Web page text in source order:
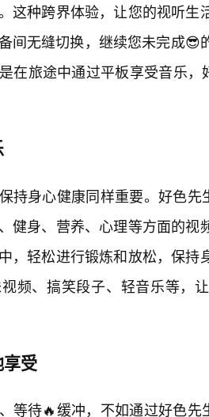
这种跨界体验，让您的视听生
间无缝切换，继续您未完成😎
在旅途中通过平板享受音乐
持身心健康同样重要。好色
健身、营养、心理等方面的视
，轻松进行锻炼和放松，保持
频、搞笑段子、轻音乐等，
受
等待🔥缓冲，不如通过好色